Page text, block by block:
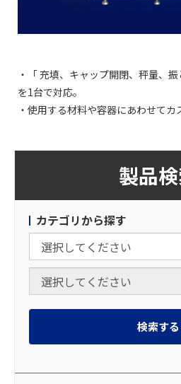
・「 充填、キャップ開閉、秤量、
を1台で対応。
・使用する材料や容器にあわせてカ
製品
カテゴリから探す